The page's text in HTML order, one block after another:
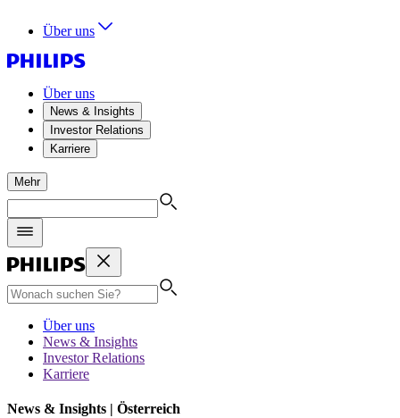
Über uns
Über uns
News & Insights
Investor Relations
Karriere
Mehr
Über uns
News & Insights
Investor Relations
Karriere
News & Insights | Österreich